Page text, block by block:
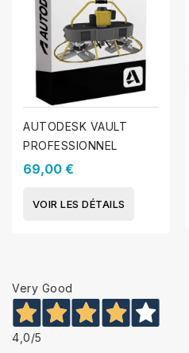
AUTODESK VAULT
PROFESSIONNEL
69,00 €
VOIR LES DÉTAILS
Very Good
4,0/5